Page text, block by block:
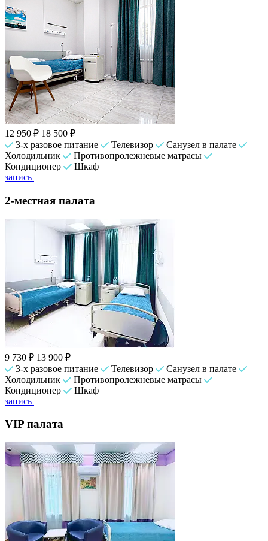
12 950 ₽ 18 500 ₽
3-х разовое питание
Телевизор
Санузел в палате
Холодильник
Противопролежневые матрасы
Кондиционер
Шкаф
запись
2-местная палата
9 730 ₽ 13 900 ₽
3-х разовое питание
Телевизор
Санузел в палате
Холодильник
Противопролежневые матрасы
Кондиционер
Шкаф
запись
VIP палата